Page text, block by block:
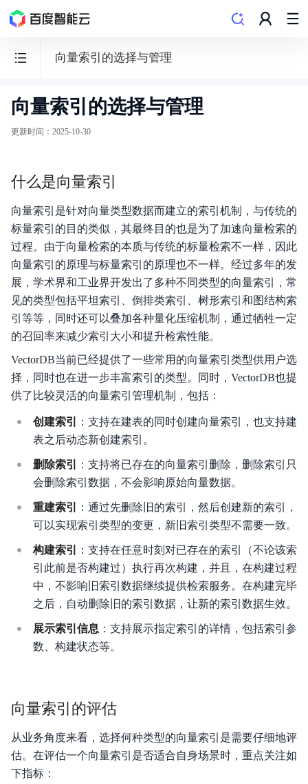
向量索引的选择与管理
向
量
库
VectorDB
发布记录
重要通知
产品介绍
关键特性
生态组件
购买指南
快速入门
最佳实践
性能白皮书
OpenAPI
相关协议
向量索引的选择与管理
更新时间 ： 2025-10-30
什么是向量索引
向量索引是针对向量类型数据而建立的索引机制，与传统的
标量索引的目的类似，其最终目的也是为了加速向量检索的
过程。由于向量检索的本质与传统的标量检索不一样，因此
向量索引的原理与标量索引的原理也不一样。经过多年的发
展，学术界和工业界开发出了多种不同类型的向量索引，常
见的类型包括平坦索引、倒排类索引、树形索引和图结构索
引等等，同时还可以叠加各种量化压缩机制，通过牺牲一定
的召回率来减少索引大小和提升检索性能。
VectorDB当前已经提供了一些常用的向量索引类型供用户选
择，同时也在进一步丰富索引的类型。同时，VectorDB也提
供了比较灵活的向量索引管理机制，包括：
创建索引
：支持在建表的同时创建向量索引，也支持建
表之后动态新创建索引。
删除索引
：支持将已存在的向量索引删除，删除索引只
会删除索引数据，不会影响原始向量数据。
重建索引
：通过先删除旧的索引，然后创建新的索引，
可以实现索引类型的变更，新旧索引类型不需要一致。
构建索引
：支持在任意时刻对已存在的索引（不论该索
引此前是否构建过）执行再次构建，并且，在构建过程
中，不影响旧索引数据继续提供检索服务。在构建完毕
之后，自动删除旧的索引数据，让新的索引数据生效。
展示索引信息 ：支持展示指定索引的详情，包括索引参
数、构建状态等。
向量索引的评估
从业务角度来看，选择何种类型的向量索引是需要仔细地评
估。在评估一个向量索引是否适合自身场景时，重点关注如
下指标：